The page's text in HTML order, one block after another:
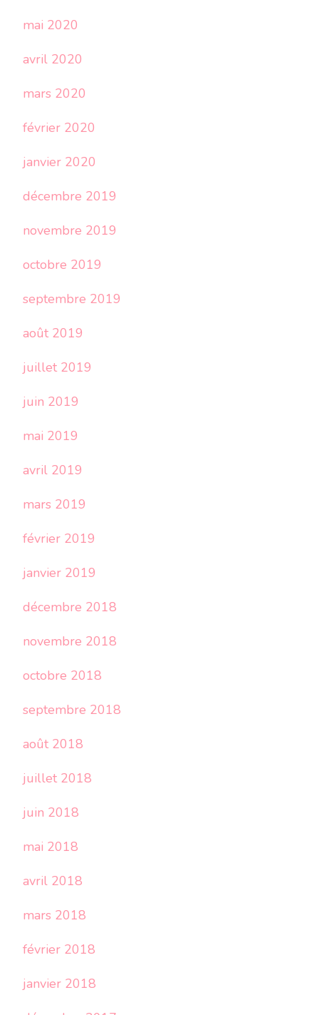
mai 2020
avril 2020
mars 2020
février 2020
janvier 2020
décembre 2019
novembre 2019
octobre 2019
septembre 2019
août 2019
juillet 2019
juin 2019
mai 2019
avril 2019
mars 2019
février 2019
janvier 2019
décembre 2018
novembre 2018
octobre 2018
septembre 2018
août 2018
juillet 2018
juin 2018
mai 2018
avril 2018
mars 2018
février 2018
janvier 2018